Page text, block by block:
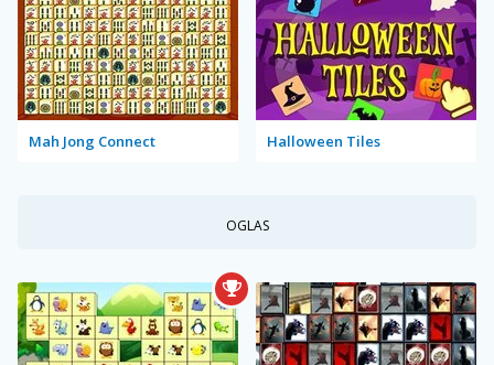
Mah Jong Connect Halloween Tiles
OGLAS